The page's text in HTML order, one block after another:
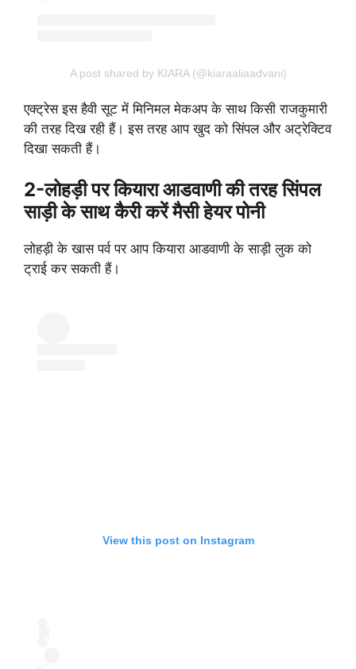
A post shared by KIARA (@kiaraaliaadvani)
एक्ट्रेस इस हैवी सूट में मिनिमल मेकअप के साथ किसी राजकुमारी
की तरह दिख रही हैं। इस तरह आप खुद को सिंपल और अट्रेक्टिव
दिखा सकती हैं।
2-लोहड़ी पर कियारा आडवाणी की तरह सिंपल
साड़ी के साथ कैरी करें मैसी हेयर पोनी
लोहड़ी के खास पर्व पर आप कियारा आडवाणी के साड़ी लुक को
ट्राई कर सकती हैं।
View this post on Instagram